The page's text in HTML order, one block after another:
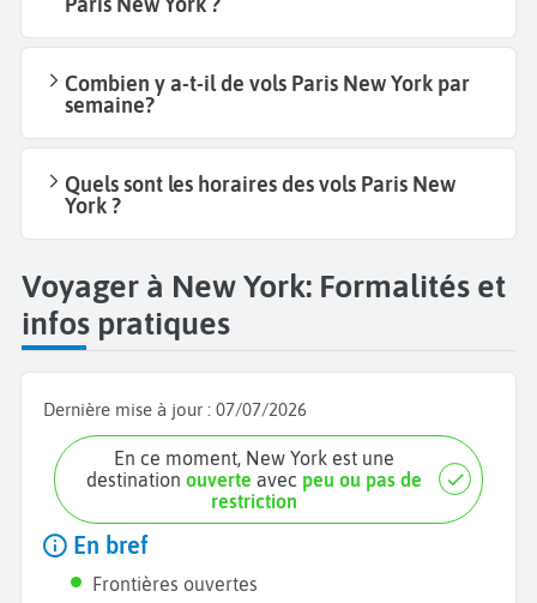
Combien y a-t-il de vols Paris New York par
semaine?
Quels sont les horaires des vols Paris New
York ?
Voyager à New York: Formalités et
infos pratiques
Dernière mise à jour : 07/07/2026
En ce moment, New York est une
destinationouverte avec peu ou pas de
restriction
En bref
Frontières ouvertes